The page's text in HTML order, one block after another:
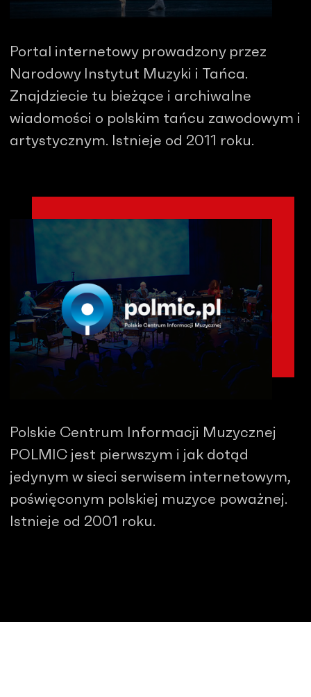
Portal internetowy prowadzony przez
Narodowy Instytut Muzyki i Tańca.
Znajdziecie tu bieżące i archiwalne
wiadomości o polskim tańcu zawodowym i
artystycznym. Istnieje od 2011 roku.
Polskie Centrum Informacji Muzycznej
POLMIC jest pierwszym i jak dotąd
jedynym w sieci serwisem internetowym,
poświęconym polskiej muzyce poważnej.
Istnieje od 2001 roku.